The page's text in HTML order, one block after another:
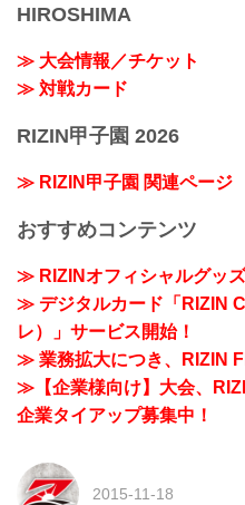
HIROSHIMA
≫ 大会情報／チケット
≫ 対戦カード
RIZIN甲子園 2026
≫ RIZIN甲子園 関連ページ
おすすめコンテンツ
≫ RIZINオフィシャルグッズ
≫ デジタルカード「RIZIN
レ）」サービス開始！
≫ 業務拡大につき、RIZIN
≫【企業様向け】大会、
企業タイアップ募集中！
2015-11-18